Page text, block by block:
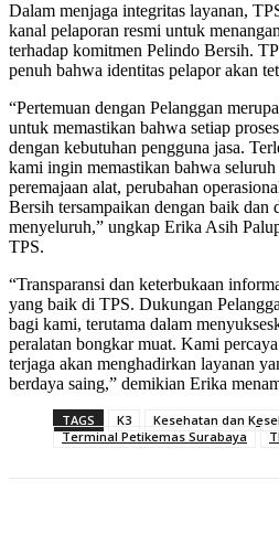
Dalam menjaga integritas layanan,
kanal pelaporan resmi untuk
terhadap komitmen Pelindo Bersih.
penuh bahwa identitas pelapor akan
“Pertemuan dengan Pelanggan
untuk memastikan bahwa setiap
dengan kebutuhan pengguna jasa.
kami ingin memastikan bahwa seluruh
peremajaan alat, perubahan
Bersih tersampaikan dengan baik dan
menyeluruh,” ungkap Erika Asih
TPS.
“Transparansi dan keterbukaan
yang baik di TPS. Dukungan
bagi kami, terutama dalam
peralatan bongkar muat. Kami
terjaga akan menghadirkan layanan
berdaya saing,” demikian Erika
TAGS K3
Kesehatan dan
Terminal Petikemas Surabaya